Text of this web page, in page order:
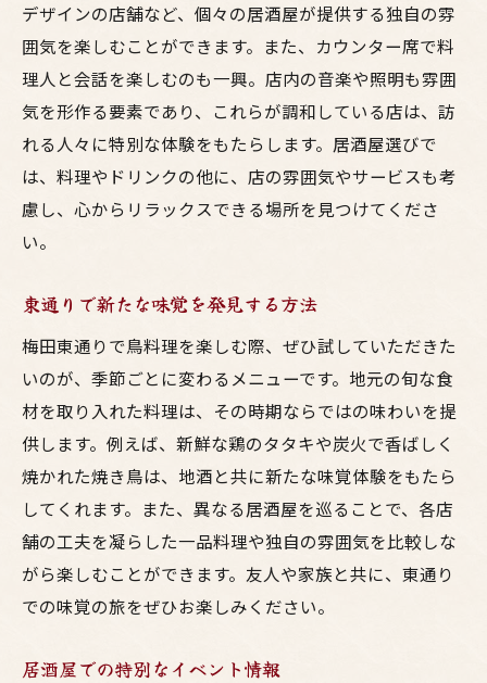
デザインの店舗など、個々の居酒屋が提供する独自の雰
囲気を楽しむことができます。また、カウンター席で料
理人と会話を楽しむのも一興。店内の音楽や照明も雰囲
気を形作る要素であり、これらが調和している店は、訪
れる人々に特別な体験をもたらします。居酒屋選びで
は、料理やドリンクの他に、店の雰囲気やサービスも考
慮し、心からリラックスできる場所を見つけてくださ
い。
東通りで新たな味覚を発見する方法
梅田東通りで鳥料理を楽しむ際、ぜひ試していただきた
いのが、季節ごとに変わるメニューです。地元の旬な食
材を取り入れた料理は、その時期ならではの味わいを提
供します。例えば、新鮮な鶏のタタキや炭火で香ばしく
焼かれた焼き鳥は、地酒と共に新たな味覚体験をもたら
してくれます。また、異なる居酒屋を巡ることで、各店
舗の工夫を凝らした一品料理や独自の雰囲気を比較しな
がら楽しむことができます。友人や家族と共に、東通り
での味覚の旅をぜひお楽しみください。
居酒屋での特別なイベント情報